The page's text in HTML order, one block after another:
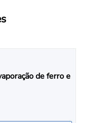
de ferro e